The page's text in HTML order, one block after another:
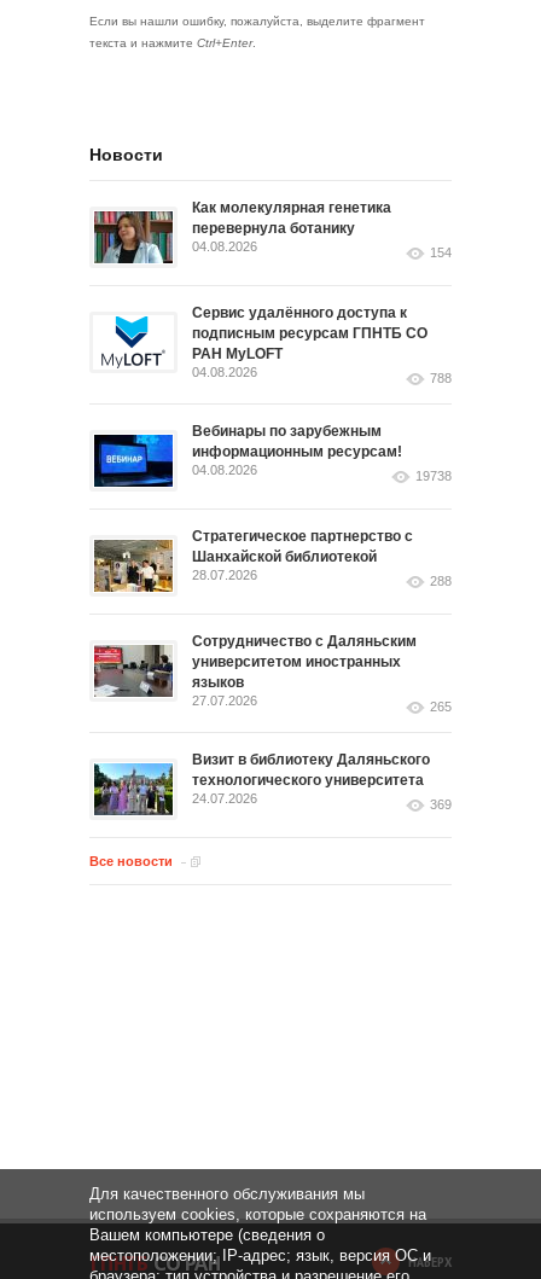
Если вы нашли ошибку, пожалуйста, выделите фрагмент
текста и нажмите Ctrl+Enter.
Новости
Как молекулярная генетика
перевернула ботанику
04.08.2026 154
Сервис удалённого доступа к
подписным ресурсам ГПНТБ СО
РАН MyLOFT
04.08.2026 788
Вебинары по зарубежным
информационным ресурсам!
04.08.2026 19738
Стратегическое партнерство с
Шанхайской библиотекой
28.07.2026 288
Сотрудничество с Даляньским
университетом иностранных
языков
27.07.2026 265
Визит в библиотеку Даляньского
технологического университета
24.07.2026 369
Все новости
НАВЕРХ
Для качественного обслуживания мы
используем cookies, которые сохраняются на
Вашем компьютере (сведения о
местоположении; IP-адрес; язык, версия ОС и